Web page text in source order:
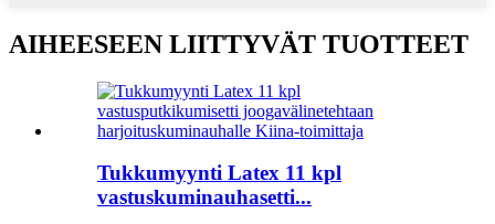
AIHEESEEN LIITTYVÄT TUOTTEET
Tukkumyynti Latex 11 kpl
vastuskuminauhasetti...